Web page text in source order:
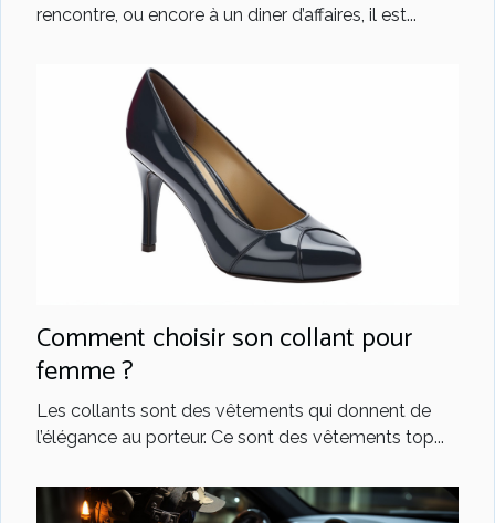
rencontre, ou encore à un diner d’affaires, il est...
Comment choisir son collant pour
femme ?
Les collants sont des vêtements qui donnent de
l’élégance au porteur. Ce sont des vêtements top...